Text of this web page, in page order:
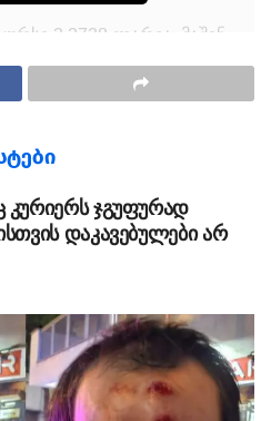
3.2738 ლარია. მაშინ,
3.2683 ლარს შეადგენდა.
0.0055 ლარი
მიღებული კურსები
ლარი
ჯგუფურად
დაკავებულები არ